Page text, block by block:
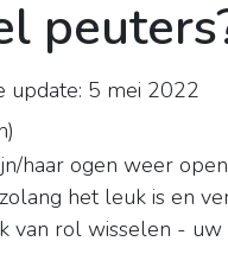
update: 5 mei 2022
)
haar ogen weer
het leuk is en
van rol wisselen -